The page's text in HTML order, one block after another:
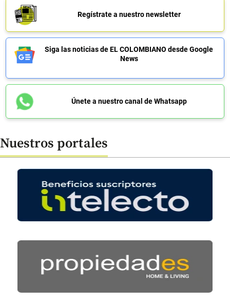
Regístrate a nuestro newsletter
Siga las noticias de EL COLOMBIANO desde Google
News
Únete a nuestro canal de Whatsapp
Nuestros portales